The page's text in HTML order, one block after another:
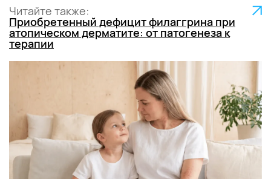
Читайте также:
Приобретенный дефицит филаггрина при
атопическом дерматите: от патогенеза к
терапии